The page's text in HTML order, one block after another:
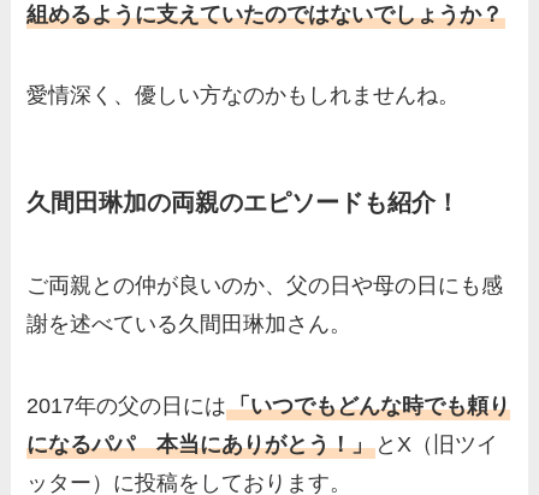
組めるように支えていたのではないでしょうか？
愛情深く、優しい方なのかもしれませんね。
久間田琳加の両親のエピソードも紹介！
ご両親との仲が良いのか、父の日や母の日にも感
謝を述べている久間田琳加さん。
2017年の父の日には「いつでもどんな時でも頼り
になるパパ 本当にありがとう！」 とX（旧ツイ
ッター）に投稿をしております。